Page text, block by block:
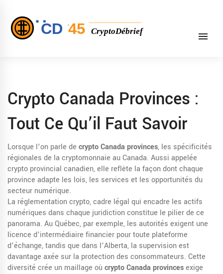
Crypto Canada Provinces :
Tout Ce Qu’il Faut Savoir
Lorsque l’on parle de crypto Canada provinces, les spécificités
régionales de la cryptomonnaie au Canada. Aussi appelée
crypto provincial canadien, elle reflète la façon dont chaque
province adapte les lois, les services et les opportunités du
secteur numérique.
La réglementation crypto,cadre légal qui encadre les actifs
numériques dans chaque juridictionconstitue le pilier de ce
panorama. Au Québec, par exemple, les autorités exigent une
licence d’intermédiaire financier pour toute plateforme
d’échange, tandis que dans l’Alberta, la supervision est
davantage axée sur la protection des consommateurs. Cette
diversité crée un maillage où crypto Canada provincesexige